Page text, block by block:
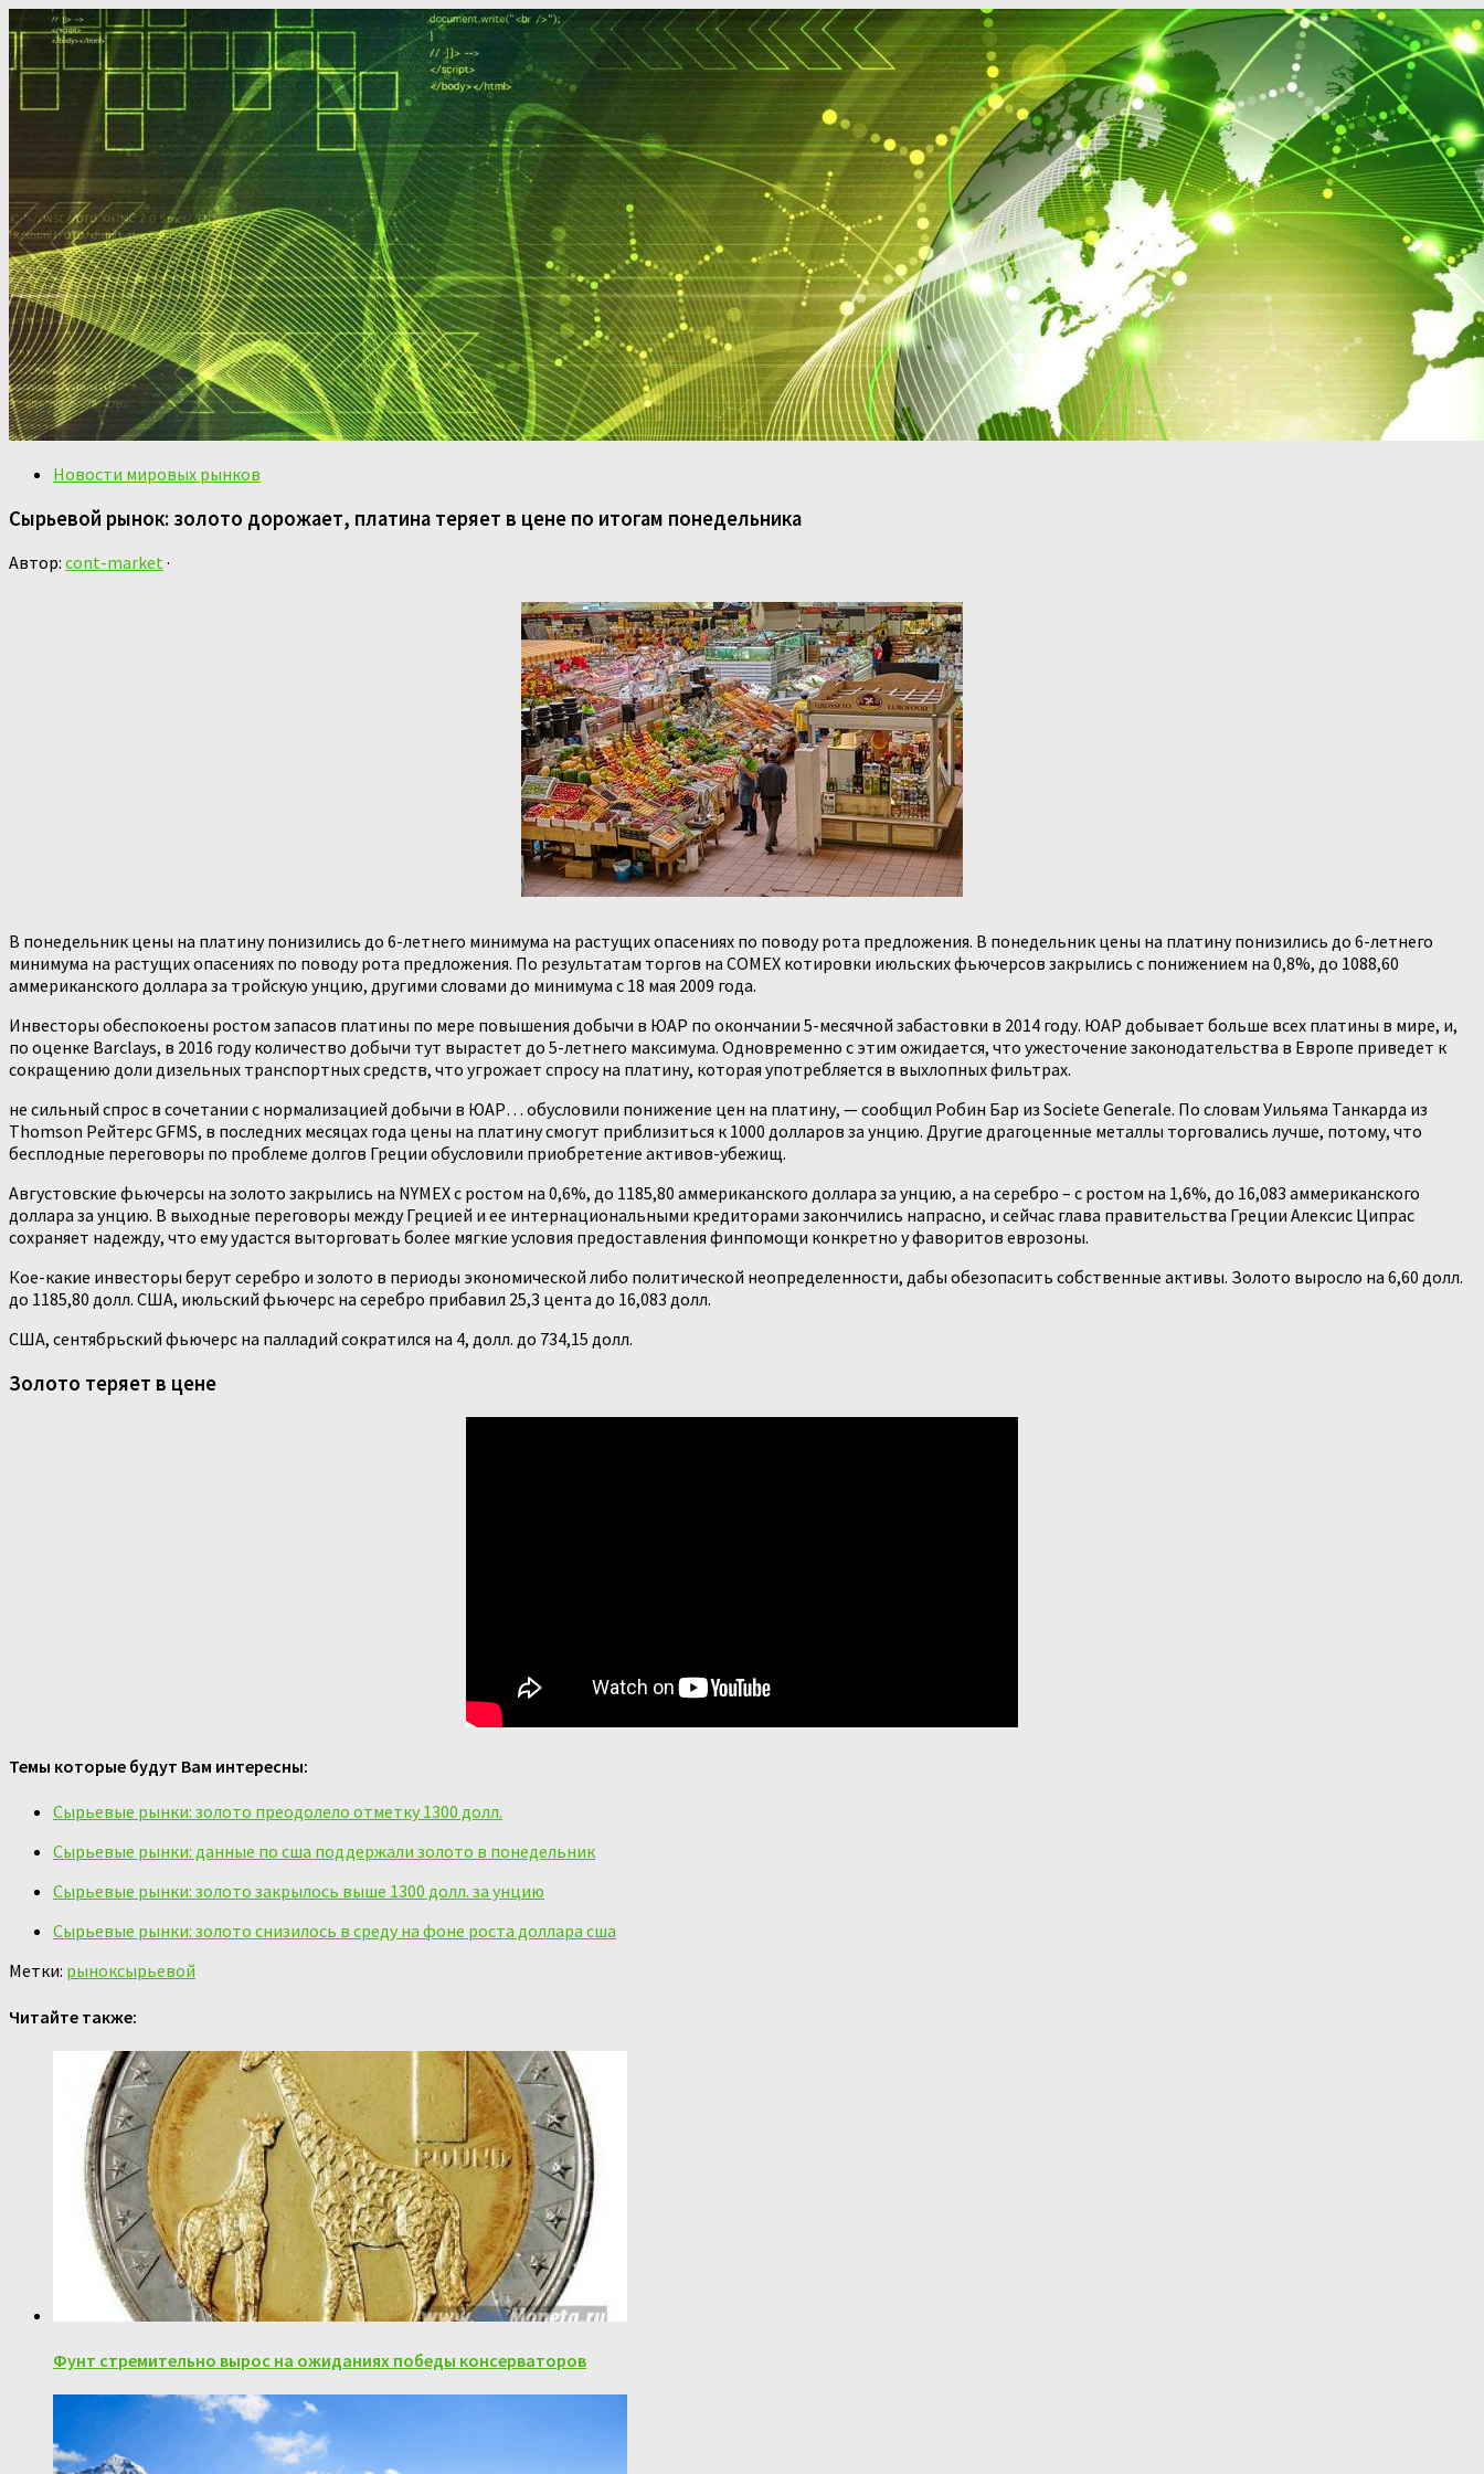
Новости мировых рынков
Сырьевой рынок: золото дорожает, платина теряет в цене по итогам понедельника
Автор: cont-market·
В понедельник цены на платину понизились до 6-летнего минимума на растущих опасениях по поводу рота предложения. В понедельник цены на платину понизились до 6-летнего
минимума на растущих опасениях по поводу рота предложения. По результатам торгов на COMEX котировки июльских фьючерсов закрылись с понижением на 0,8%, до 1088,60
аммериканского доллара за тройскую унцию, другими словами до минимума с 18 мая 2009 года.
Инвесторы обеспокоены ростом запасов платины по мере повышения добычи в ЮАР по окончании 5-месячной забастовки в 2014 году. ЮАР добывает больше всех платины в мире, и,
по оценке Barclays, в 2016 году количество добычи тут вырастет до 5-летнего максимума. Одновременно с этим ожидается, что ужесточение законодательства в Европе приведет к
сокращению доли дизельных транспортных средств, что угрожает спросу на платину, которая употребляется в выхлопных фильтрах.
не сильный спрос в сочетании с нормализацией добычи в ЮАР… обусловили понижение цен на платину, — сообщил Робин Бар из Societe Generale. По словам Уильяма Танкарда из
Thomson Рейтерс GFMS, в последних месяцах года цены на платину смогут приблизиться к 1000 долларов за унцию. Другие драгоценные металлы торговались лучше, потому, что
бесплодные переговоры по проблеме долгов Греции обусловили приобретение активов-убежищ.
Августовские фьючерсы на золото закрылись на NYMEX с ростом на 0,6%, до 1185,80 аммериканского доллара за унцию, а на серебро – с ростом на 1,6%, до 16,083 аммериканского
доллара за унцию. В выходные переговоры между Грецией и ее интернациональными кредиторами закончились напрасно, и сейчас глава правительства Греции Алексис Ципрас
сохраняет надежду, что ему удастся выторговать более мягкие условия предоставления финпомощи конкретно у фаворитов еврозоны.
Кое-какие инвесторы берут серебро и золото в периоды экономической либо политической неопределенности, дабы обезопасить собственные активы. Золото выросло на 6,60 долл.
до 1185,80 долл. США, июльский фьючерс на серебро прибавил 25,3 цента до 16,083 долл.
США, сентябрьский фьючерс на палладий сократился на 4, долл. до 734,15 долл.
Золото теряет в цене
Темы которые будут Вам интересны:
Сырьевые рынки: золото преодолело отметку 1300 долл.
Сырьевые рынки: данные по сша поддержали золото в понедельник
Сырьевые рынки: золото закрылось выше 1300 долл. за унцию
Сырьевые рынки: золото снизилось в среду на фоне роста доллара сша
Метки: рыноксырьевой
Читайте также:
Фунт стремительно вырос на ожиданиях победы консерваторов